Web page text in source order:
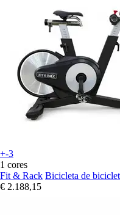
+-3
1 cores
Fit & Rack Bicicleta de
€ 2.188,15